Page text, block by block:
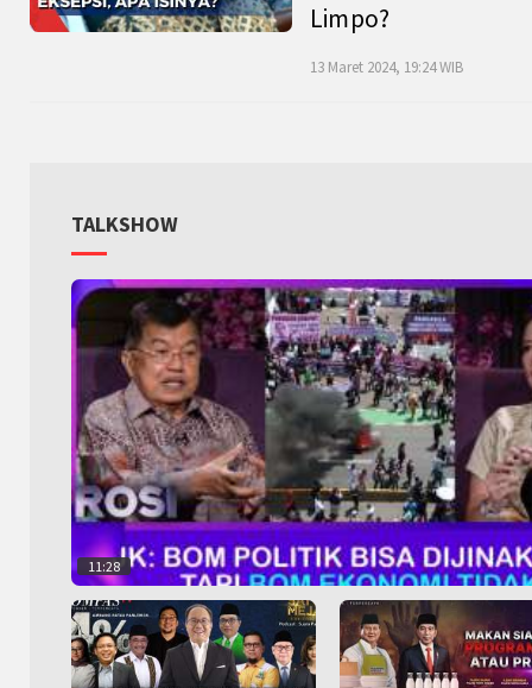
Limpo?
13 Maret 2024, 19:24 WIB
TALKSHOW
11:28